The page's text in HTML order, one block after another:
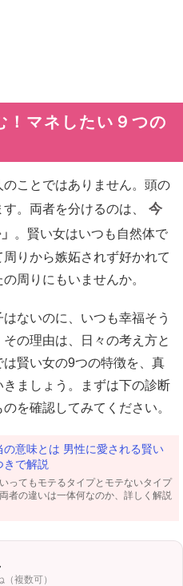
！マネしたい９つの
ことではありません。頭の
。両者を分けるのは、
今
。賢い女はいつも自然体で
りから嫉妬されず好かれて
周りにもいませんか。
ないのに、いつも幸福そう
の理由は、日々の考え方と
賢い女の9つの特徴を、真
ましょう。まずは下の診断
を確認してみてください。
の意味とは 男性に愛される賢い
きで解説
ってもモテるタイプとモテないタイプ
者の違いは一体何なのか、詳しく解説
複数可）